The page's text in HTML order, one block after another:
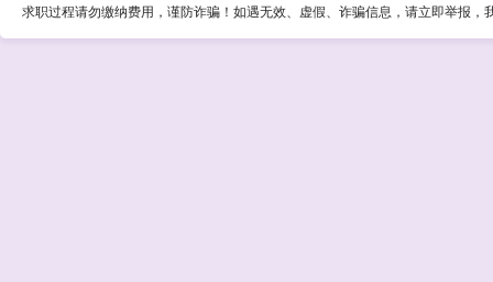
求职过程请勿缴纳费用，谨防诈骗！如遇无效、虚假、诈骗信息，请立即举报，